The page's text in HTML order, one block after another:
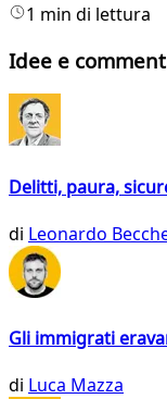
1 min di lettura
Idee e
Delitti, paura,
di Leonardo
Gli immigrati
di Luca Mazza